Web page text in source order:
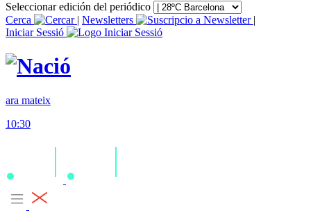
Seleccionar edición del periódico
Cerca
| Newsletters
|
Iniciar Sessió
ara mateix
10:30